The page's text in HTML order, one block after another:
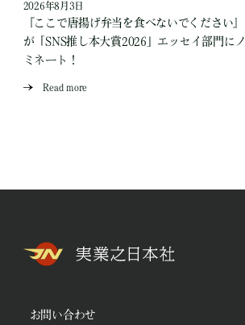
2026年8月3日
『ここで唐揚げ弁当を食べないでください』
が「SNS推し本大賞2026」エッセイ部門にノ
ミネート！
Read more
お問い合わせ